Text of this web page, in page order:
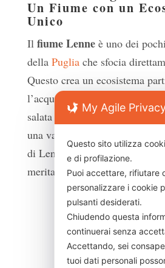
Un Fiume con un
Unico
Il fiume Lenneè uno dei
della Pugliache sfocia
Questo crea un ecosistema
l’acqua dolce del fiume si
salata del mare, offrendo un
una varietà di specie.
di Lenne è uno dei suoi
merita sicuramente di essere
Scopri il canale
My Agile
Questo sito utilizza
e di profilazione.
Puoi accettare, rifiutare
personalizzare i cookie
pulsanti desiderati.
Chiudendo questa
continuerai senza
Accettando, sei
tuoi dati personali